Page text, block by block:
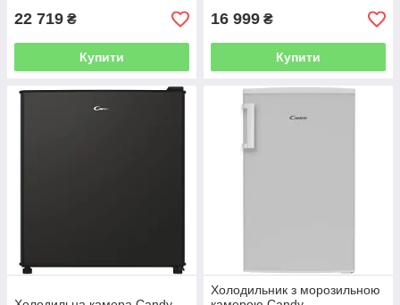
22 719 ₴
Купити
16 999 ₴
Купити
Холодильник з морозильною